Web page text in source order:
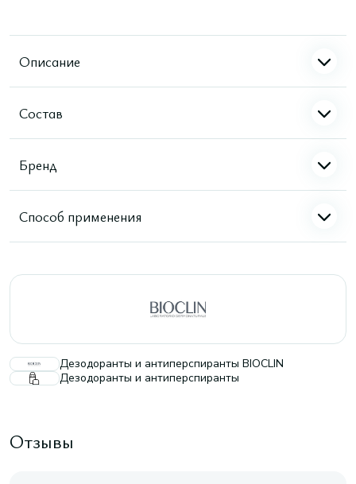
Описание
Состав
Бренд
Способ применения
Дезодоранты и антиперспиранты BIOCLIN
Дезодоранты и антиперспиранты
Отзывы